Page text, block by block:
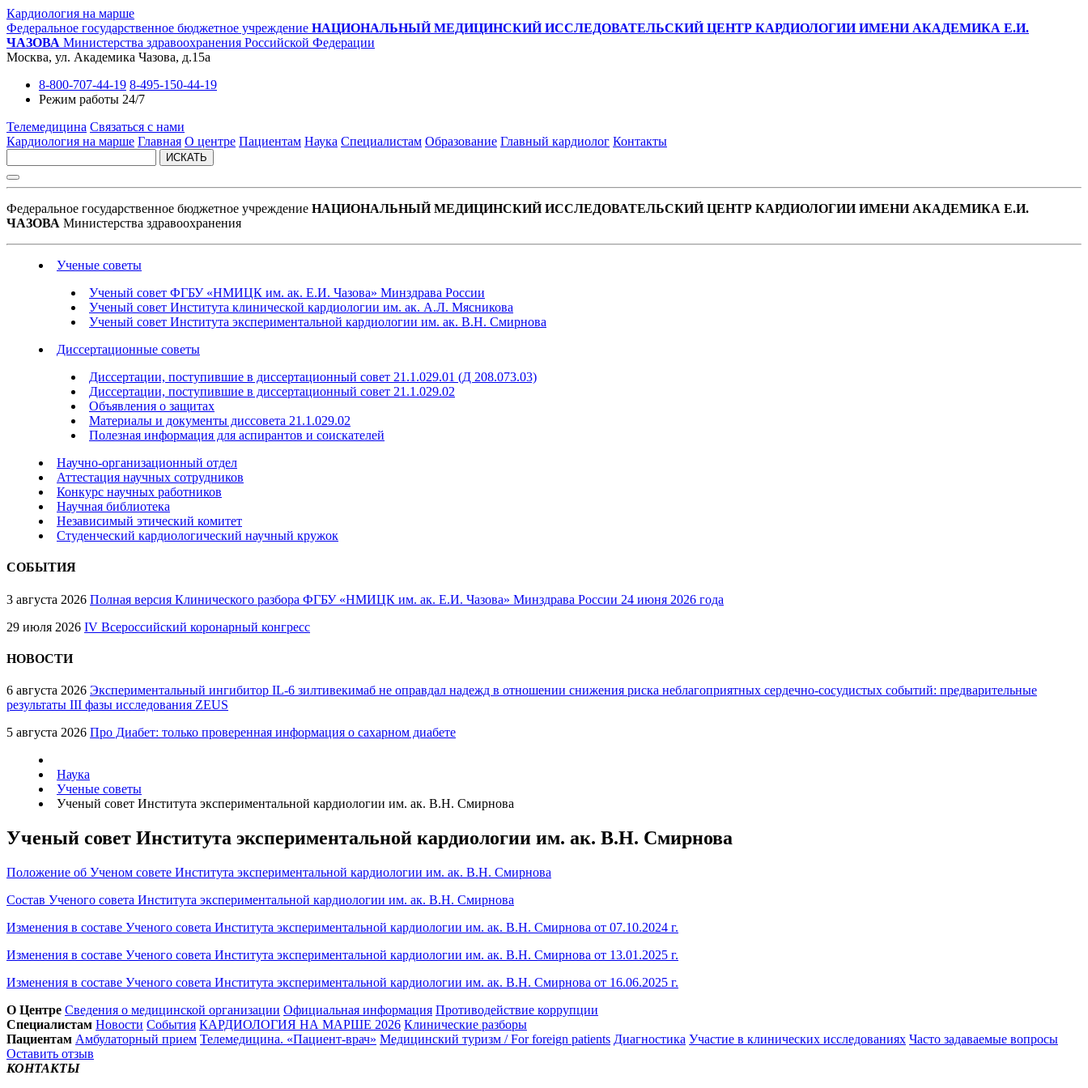
Кардиология на марше
Федеральное государственное бюджетное учреждение НАЦИОНАЛЬНЫЙ МЕДИЦИНСКИЙ ИССЛЕДОВАТЕЛЬСКИЙ ЦЕНТР КАРДИОЛОГИИ ИМЕНИ АКАДЕМИКА Е.И.
ЧАЗОВА Министерства здравоохранения Российской Федерации
Москва, ул. Академика Чазова, д.15а
8-800-707-44-19 8-495-150-44-19
Режим работы 24/7
Телемедицина Связаться с нами
Кардиология на марше Главная О центре Пациентам Наука Специалистам Образование Главный кардиолог Контакты
ИСКАТЬ
Федеральное государственное бюджетное учреждение НАЦИОНАЛЬНЫЙ МЕДИЦИНСКИЙ ИССЛЕДОВАТЕЛЬСКИЙ ЦЕНТР КАРДИОЛОГИИ ИМЕНИ АКАДЕМИКА Е.И.
ЧАЗОВА Министерства здравоохранения
Ученые советы
Ученый совет ФГБУ «НМИЦК им. ак. Е.И. Чазова» Минздрава России
Ученый совет Института клинической кардиологии им. ак. А.Л. Мясникова
Ученый совет Института экспериментальной кардиологии им. ак. В.Н. Смирнова
Диссертационные советы
Диссертации, поступившие в диссертационный совет 21.1.029.01 (Д 208.073.03)
Диссертации, поступившие в диссертационный совет 21.1.029.02
Объявления о защитах
Материалы и документы диссовета 21.1.029.02
Полезная информация для аспирантов и соискателей
Научно-организационный отдел
Аттестация научных сотрудников
Конкурс научных работников
Научная библиотека
Независимый этический комитет
Студенческий кардиологический научный кружок
СОБЫТИЯ
3 августа 2026 Полная версия Клинического разбора ФГБУ «НМИЦК им. ак. Е.И. Чазова» Минздрава России 24 июня 2026 года
29 июля 2026 IV Всероссийский коронарный конгресс
НОВОСТИ
6 августа 2026 Экспериментальный ингибитор IL-6 зилтивекимаб не оправдал надежд в отношении снижения риска неблагоприятных сердечно-сосудистых событий: предварительные
результаты III фазы исследования ZEUS
5 августа 2026 Про Диабет: только проверенная информация о сахарном диабете
Наука
Ученые советы
Ученый совет Института экспериментальной кардиологии им. ак. В.Н. Смирнова
Ученый совет Института экспериментальной кардиологии им. ак. В.Н. Смирнова
Положение об Ученом совете Института экспериментальной кардиологии им. ак. В.Н. Смирнова
Состав Ученого совета Института экспериментальной кардиологии им. ак. В.Н. Смирнова
Изменения в составе Ученого совета Института экспериментальной кардиологии им. ак. В.Н. Смирнова от 07.10.2024 г.
Изменения в составе Ученого совета Института экспериментальной кардиологии им. ак. В.Н. Смирнова от 13.01.2025 г.
Изменения в составе Ученого совета Института экспериментальной кардиологии им. ак. В.Н. Смирнова от 16.06.2025 г.
О Центре Сведения о медицинской организации Официальная информация Противодействие коррупции
Специалистам Новости События КАРДИОЛОГИЯ НА МАРШЕ 2026 Клинические разборы
Пациентам Амбулаторный прием Телемедицина. «Пациент-врач» Медицинский туризм / For foreign patients Диагностика Участие в клинических исследованиях Часто задаваемые вопросы
Оставить отзыв
КОНТАКТЫ